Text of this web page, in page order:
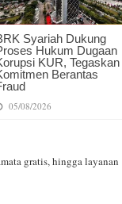
Syariah Dukung
Hukum Dugaan
KUR, Tegaskan
Berantas
05/08/2026
gratis, hingga layanan